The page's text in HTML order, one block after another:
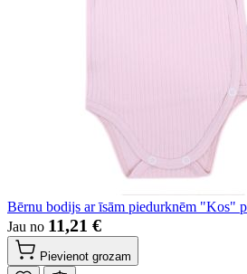
Bērnu bodijs ar īsām piedurknēm "Kos"
Jau no 11,21 €
Pievienot grozam